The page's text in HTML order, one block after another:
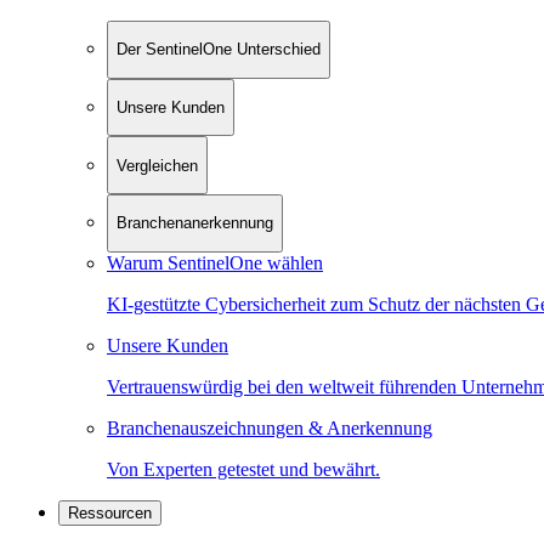
Der SentinelOne Unterschied
Unsere Kunden
Vergleichen
Branchenanerkennung
Warum SentinelOne wählen
KI-gestützte Cybersicherheit zum Schutz der nächsten
Unsere Kunden
Vertrauenswürdig bei den weltweit führenden
Branchenauszeichnungen & Anerkennung
Von Experten getestet und bewährt.
Ressourcen